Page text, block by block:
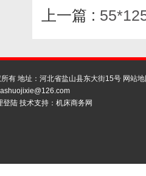
上一篇 :
有 地址：河北省盐山县东大街15号 网站
登陆 技术支持： 机床商务网